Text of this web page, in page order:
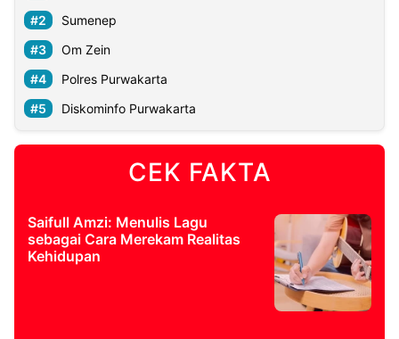
Sumenep
Om Zein
Polres Purwakarta
Diskominfo Purwakarta
CEK FAKTA
Saifull Amzi: Menulis Lagu
sebagai Cara Merekam Realitas
Kehidupan